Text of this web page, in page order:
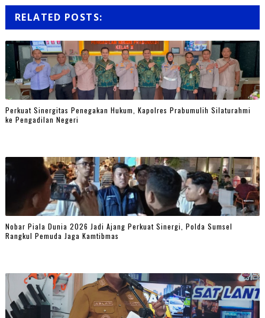
RELATED POSTS:
Perkuat Sinergitas Penegakan Hukum, Kapolres Prabumulih Silaturahmi
ke Pengadilan Negeri
Nobar Piala Dunia 2026 Jadi Ajang Perkuat Sinergi, Polda Sumsel
Rangkul Pemuda Jaga Kamtibmas